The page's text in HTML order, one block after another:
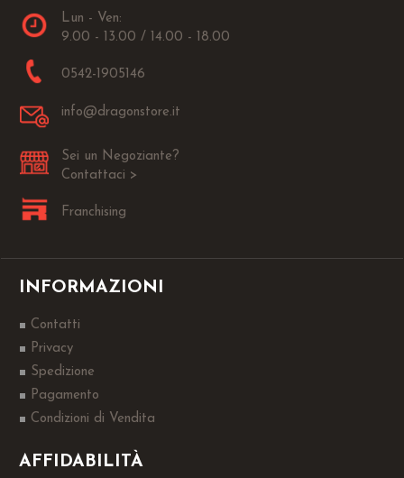
Lun - Ven:
9.00 - 13.00 / 14.00 - 18.00
0542-1905146
info@dragonstore.it
Sei un Negoziante?
Contattaci >
Franchising
INFORMAZIONI
Contatti
Privacy
Spedizione
Pagamento
Condizioni di Vendita
AFFIDABILITÀ